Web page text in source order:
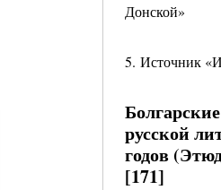
Донской»
5. Источник
русской
годов
[171]